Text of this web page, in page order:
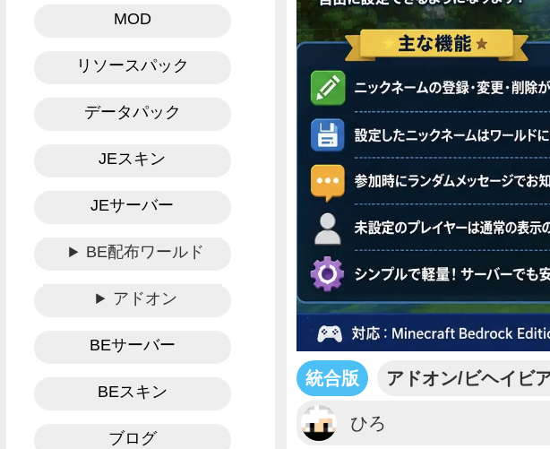
統合版 アドオン/ビヘイビ
ひろ
MOD
リソースパック
データパック
JEスキン
JEサーバー
BE配布ワールド
アドオン
BEサーバー
BEスキン
ブログ